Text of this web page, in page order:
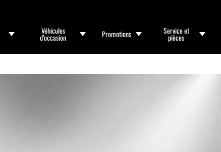
Véhicules
d’occasion Promotions Service et
pièces